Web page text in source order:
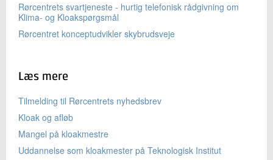
Rørcentrets svartjeneste - hurtig telefonisk rådgivning om
Klima- og Kloakspørgsmål
Rørcentret konceptudvikler skybrudsveje
Læs mere
Tilmelding til Rørcentrets nyhedsbrev
Kloak og afløb
Mangel på kloakmestre
Uddannelse som kloakmester på Teknologisk Institut